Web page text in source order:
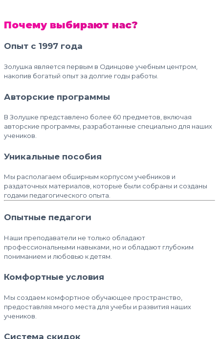
Почему выбирают нас?
Опыт с 1997 года
Золушка является первым в Одинцове учебным центром,
накопив богатый опыт за долгие годы работы.
Авторские программы
В Золушке представлено более 60 предметов, включая
авторские программы, разработанные специально для наших
учеников.
Уникальные пособия
Мы располагаем обширным корпусом учебников и
раздаточных материалов, которые были собраны и созданы
годами педагогического опыта.
Опытные педагоги
Наши преподаватели не только обладают
профессиональными навыками, но и обладают глубоким
пониманием и любовью к детям.
Комфортные условия
Мы создаем комфортное обучающее пространство,
предоставляя много места для учебы и развития наших
учеников.
Система скидок